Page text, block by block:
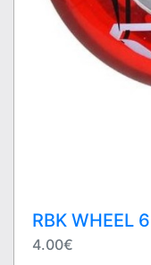
RBK WHEEL
4.00€